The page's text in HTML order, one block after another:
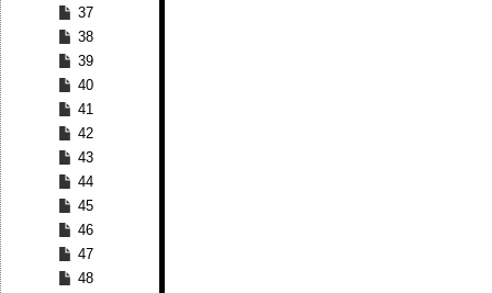
37
38
39
40
41
42
43
44
45
46
47
48